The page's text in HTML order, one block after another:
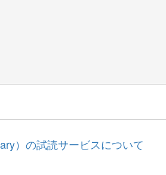
）の試読サービスについて